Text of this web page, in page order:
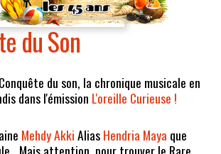
du Son
du son, la chronique musicale en
dans l'émission L'oreille Curieuse !
Mehdy AkkiAliasHendria Maya que